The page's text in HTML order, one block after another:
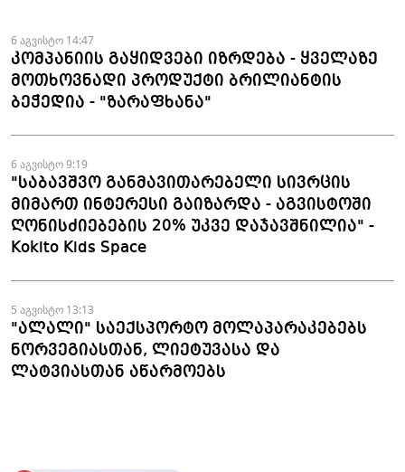
6 აგვისტო 14:47
კომპანიის გაყიდვები იზრდება - ყველაზე
მოთხოვნადი პროდუქტი ბრილიანტის
ბეჭედია - "ზარაფხანა"
6 აგვისტო 9:19
"საბავშვო განმავითარებელი სივრცის
მიმართ ინტერესი გაიზარდა - აგვისტოში
ღონისძიებების 20% უკვე დაჯავშნილია" -
Kokito Kids Space
5 აგვისტო 13:13
"ალალი" საექსპორტო მოლაპარაკებებს
ნორვეგიასთან, ლიეტუვასა და
ლატვიასთან აწარმოებს